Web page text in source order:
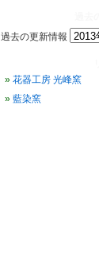
過去の更新情報
花器工房 光峰窯
藍染窯